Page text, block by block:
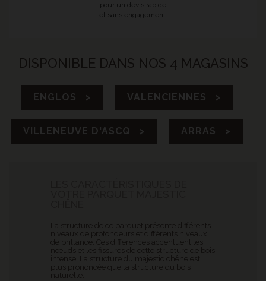
pour un devis rapide
et sans engagement.
DISPONIBLE DANS NOS 4 MAGASINS
ENGLOS > VALENCIENNES >
VILLENEUVE D'ASCQ > ARRAS >
La structure de ce parquet présente différents
niveaux de profondeurs et différents niveaux
de brillance. Ces différences accentuent les
nœuds et les fissures de cette structure de bois
intense. La structure du majestic chêne est
plus prononcée que la structure du bois
naturelle.